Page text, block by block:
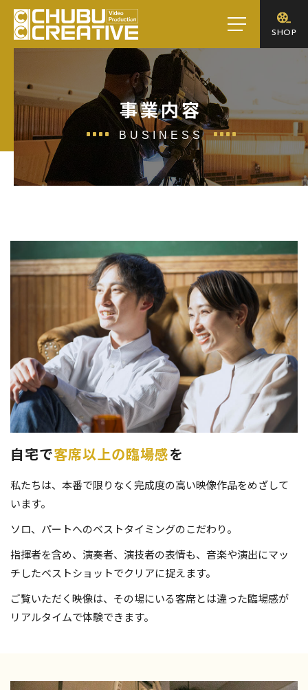
toggle
navigation
SHOP
事業内容
BUSINESS
自宅で客席以上の臨場感を
私たちは、本番で限りなく完成度の高い映像作品をめざして
います。
ソロ、パートへのベストタイミングのこだわり。
指揮者を含め、演奏者、演技者の表情も、音楽や演出にマッ
チしたベストショットでクリアに捉えます。
ご覧いただく映像は、その場にいる客席とは違った臨場感が
リアルタイムで体験できます。